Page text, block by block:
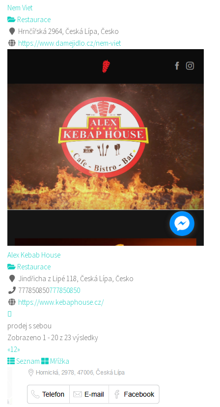
Nem Viet
Restaurace
Hrnčířská 2964, Česká Lípa, Česko
https://www.damejidlo.cz/nem-viet
Alex Kebab House
Restaurace
Jindřicha z Lipé 118, Česká Lípa, Česko
777850850777850850
https://www.kebaphouse.cz/
prodej s sebou
Zobrazeno 1 - 20 z 23 výsledky
«12»
Seznam
Mřížka